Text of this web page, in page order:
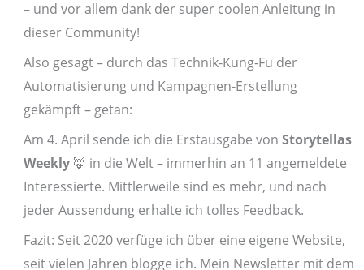
– und vor allem dank der super coolen Anleitung in
dieser Community!
Also gesagt – durch das Technik-Kung-Fu der
Automatisierung und Kampagnen-Erstellung
gekämpft – getan:
Am 4. April sende ich die Erstausgabe von Storytellas
Weekly🦊 in die Welt – immerhin an 11 angemeldete
Interessierte. Mittlerweile sind es mehr, und nach
jeder Aussendung erhalte ich tolles Feedback.
Fazit: Seit 2020 verfüge ich über eine eigene Website,
seit vielen Jahren blogge ich. Mein Newsletter mit dem